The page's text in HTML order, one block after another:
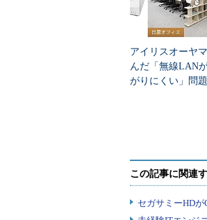
アイリスオーヤ
んだ「無線LAN
がりにくい」問